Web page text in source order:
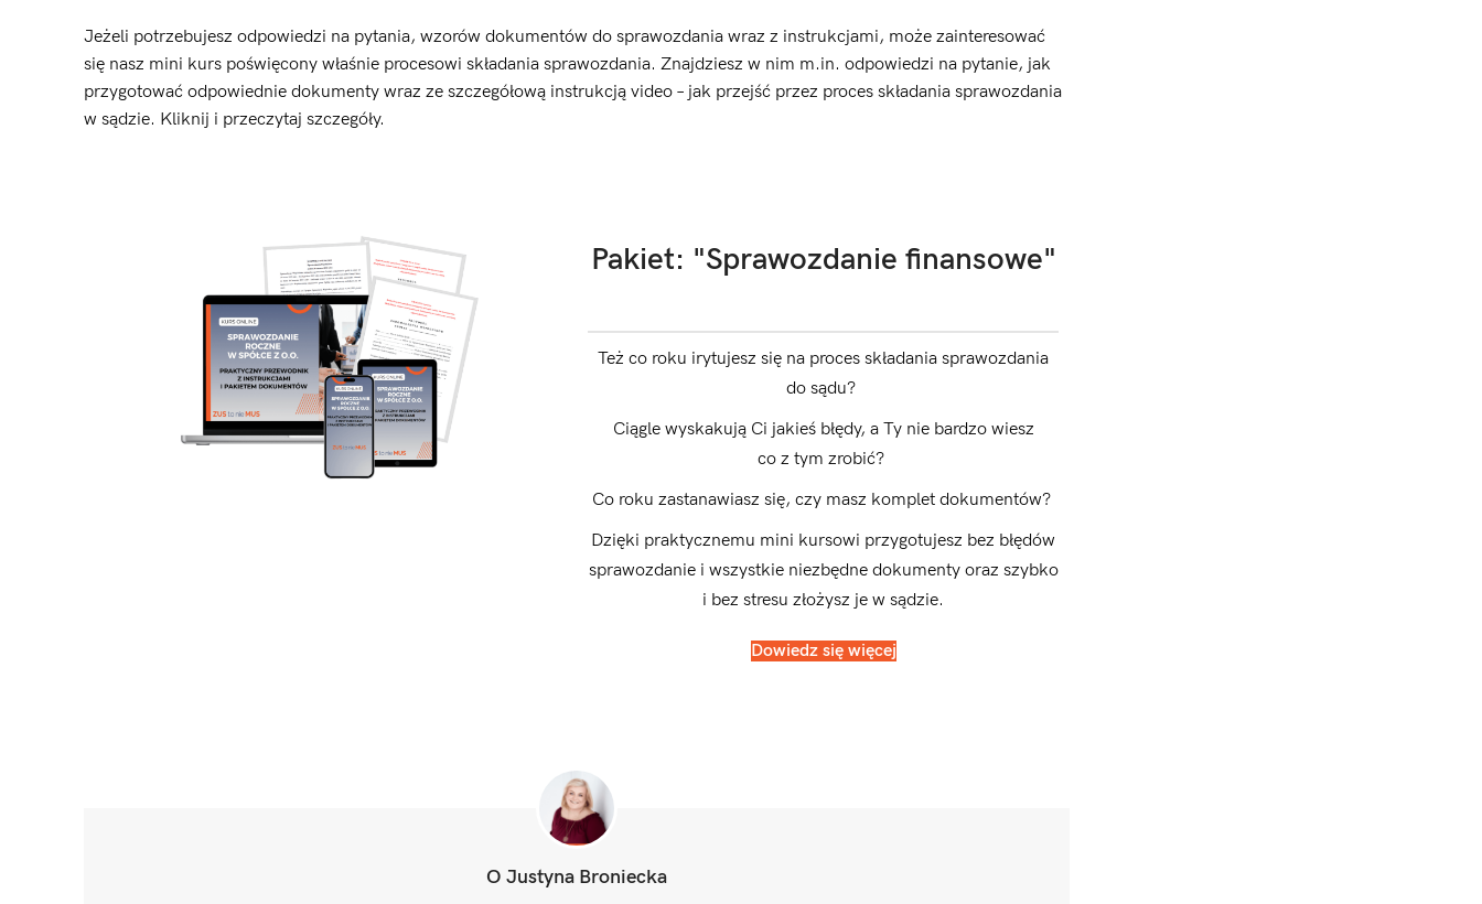
Jeżeli potrzebujesz odpowiedzi na pytania, wzorów dokumentów do sprawozdania wraz z instrukcjami, może zainteresować
się nasz mini kurs poświęcony właśnie procesowi składania sprawozdania. Znajdziesz w nim m.in. odpowiedzi na pytanie, jak
przygotować odpowiednie dokumenty wraz ze szczegółową instrukcją video – jak przejść przez proces składania sprawozdania
w sądzie. Kliknij i przeczytaj szczegóły.
Pakiet: "Sprawozdanie finansowe"
Też co roku irytujesz się na proces składania sprawozdania
do sądu?
Ciągle wyskakują Ci jakieś błędy, a Ty nie bardzo wiesz
co z tym zrobić?
Co roku zastanawiasz się, czy masz komplet dokumentów?
Dzięki praktycznemu mini kursowi przygotujesz bez błędów
sprawozdanie i wszystkie niezbędne dokumenty oraz szybko
i bez stresu złożysz je w sądzie.
Dowiedz się więcej
O Justyna Broniecka